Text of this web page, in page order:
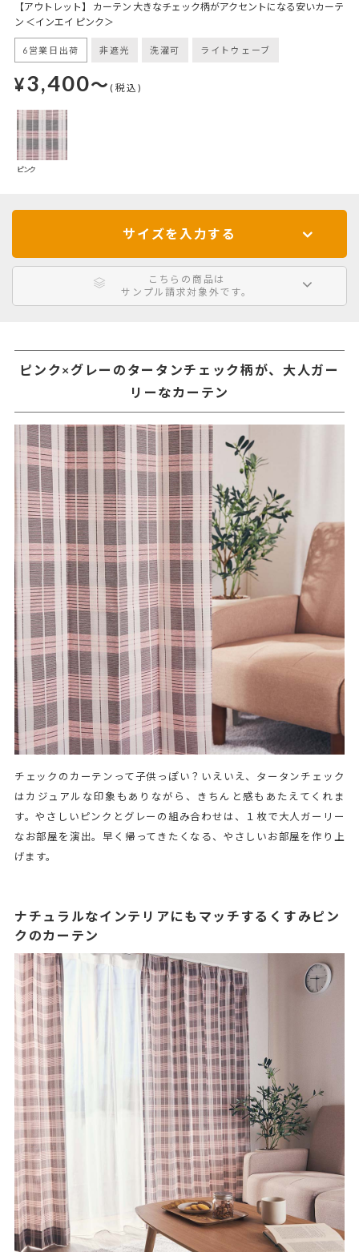
【アウトレット】 カーテン 大きなチェック柄がアクセントになる安いカーテ
ン ＜インエイ ピンク＞
6営業日出荷 非遮光 洗濯可 ライトウェーブ
¥3,400～(税込)
ピンク
サイズを入力する
こちらの商品は
サンプル請求対象外です。
ピンク×グレーのタータンチェック柄が、大人ガー
リーなカーテン
チェックのカーテンって子供っぽい？いえいえ、タータンチェック
はカジュアルな印象もありながら、きちんと感もあたえてくれま
す。やさしいピンクとグレーの組み合わせは、１枚で大人ガーリー
なお部屋を演出。早く帰ってきたくなる、やさしいお部屋を作り上
げます。
ナチュラルなインテリアにもマッチするくすみピン
クのカーテン